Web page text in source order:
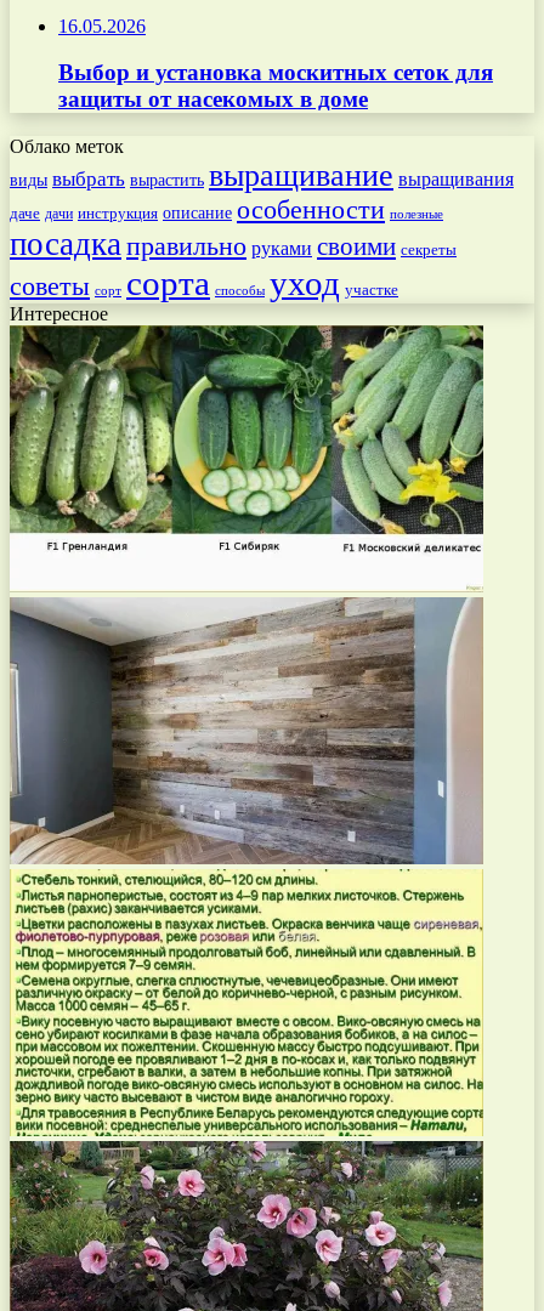
16.05.2026
Выбор и установка москитных сеток для
защиты от насекомых в доме
Облако меток
виды выбрать вырастить выращивание выращивания
даче дачи инструкция описание особенности полезные
посадкаправильно руками своими секреты
советы сорт сорта способы уход участке
Интересное